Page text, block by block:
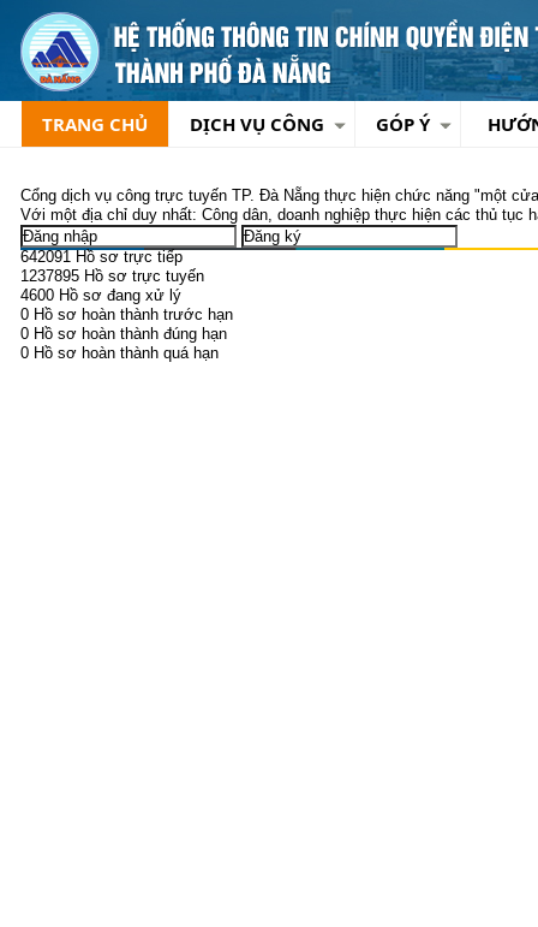
TRANG CHỦ DỊCH VỤ CÔNG GÓP Ý
Cổng dịch vụ công trực tuyến TP. Đà Nẵng thực hiện chức năng "một
Với một địa chỉ duy nhất: Công dân, doanh nghiệp thực hiện các thủ
642091 Hồ sơ trực tiếp
1237895 Hồ sơ trực tuyến
4600 Hồ sơ đang xử lý
0 Hồ sơ hoàn thành trước hạn
0 Hồ sơ hoàn thành đúng hạn
0 Hồ sơ hoàn thành quá hạn